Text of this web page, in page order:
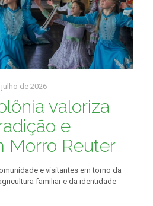
julho de 2026
valoriza
e
Morro Reuter
e visitantes em torno da
familiar e da identidade